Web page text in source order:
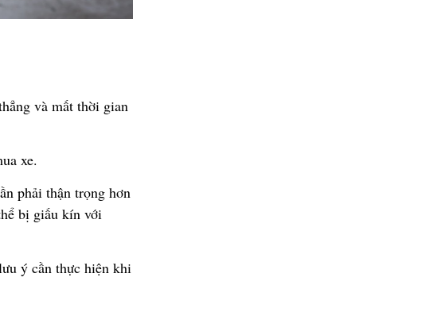
ẳng và mất thời gian
xe.
ần phải thận trọng hơn
ể bị giấu kín với
ưu ý cần thực hiện khi